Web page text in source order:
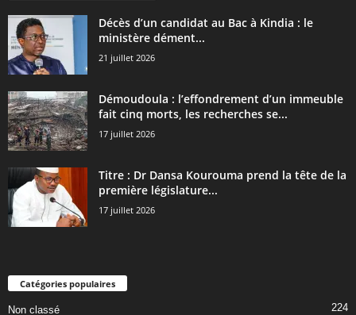
Décès d’un candidat au Bac à Kindia : le
ministère dément...
21 juillet 2026
Démoudoula : l’effondrement d’un immeuble
fait cinq morts, les recherches se...
17 juillet 2026
Titre : Dr Dansa Kourouma prend la tête de la
première législature...
17 juillet 2026
Catégories populaires
Non classé 224